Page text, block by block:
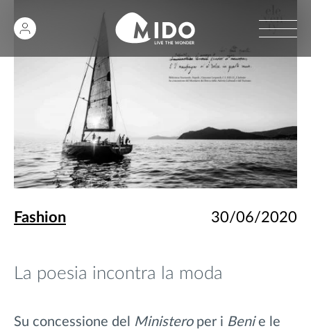
Fashion 30/06/2020
La poesia incontra la moda
Su concessione del Ministeroper i Benie le